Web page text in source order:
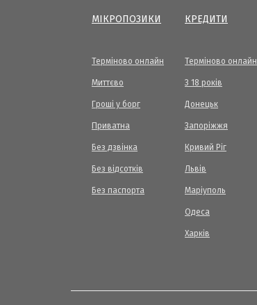
МІКРОПОЗИКИ
Терміново онлайн
Миттєво
Гроші у борг
Приватна
Без дзвінка
Без відсотків
Без паспорта
КРЕДИТИ
Терміново онлайн
З 18 років
Донецьк
Запоріжжя
Кривий Ріг
Львів
Маріуполь
Одеса
Харків